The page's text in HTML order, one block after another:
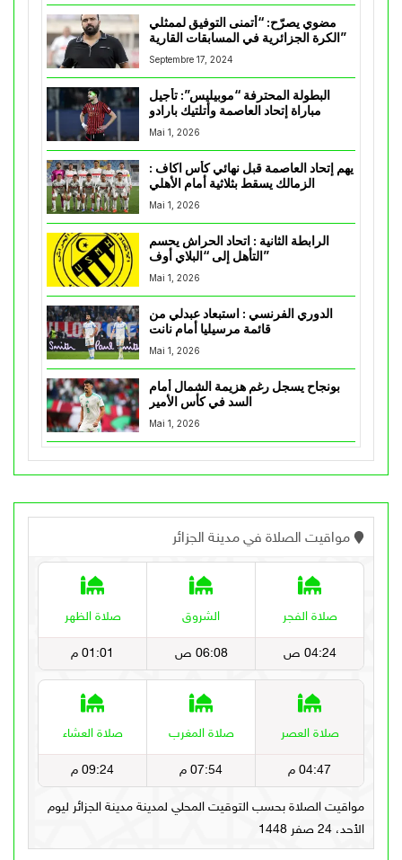
مضوي يصرّح: “أتمنى التوفيق لممثلي
الكرة الجزائرية في المسابقات القارية”
Septembre 17, 2024
البطولة المحترفة “موبيليس”: تأجيل
مباراة إتحاد العاصمة وأتلتيك بارادو
Mai 1, 2026
يهم إتحاد العاصمة قبل نهائي كأس اكاف :
Mai 1, 2026
الرابطة الثانية : اتحاد الحراش يحسم
التأهل إلى “البلاي أوف”
Mai 1, 2026
الدوري الفرنسي : استبعاد عبدلي من
قائمة مرسيليا أمام نانت
Mai 1, 2026
بونجاح يسجل رغم هزيمة الشمال أمام
السد في كأس الأمير
Mai 1, 2026